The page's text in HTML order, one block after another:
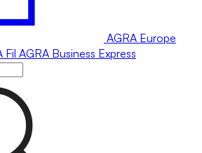
AGRA Europe
Fil AGRA Business Express